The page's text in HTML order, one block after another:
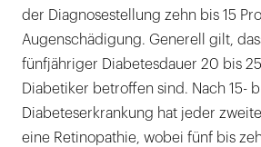
der Diagnosestellung zehn bis 15
Augenschädigung. Generell gilt,
fünfjähriger Diabetesdauer 20 bis
Diabetiker betroffen sind. Nach 15-
Diabeteserkrankung hat jeder
eine Retinopathie, wobei fünf bis